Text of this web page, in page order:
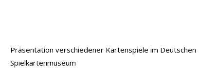
Präsentation verschiedener Kartenspiele im Deutschen
Spielkartenmuseum